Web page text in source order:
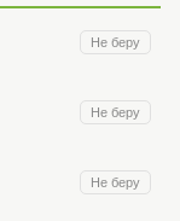
Не беру
Не беру
Не беру